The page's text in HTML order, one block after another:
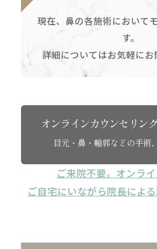
現在、鼻の各施術において
す。
詳細についてはお気軽にお
オンラインカウンセリング
目元・鼻・輪郭などの手術
ご来院不要。オンラ
ご自宅にいながら院長による